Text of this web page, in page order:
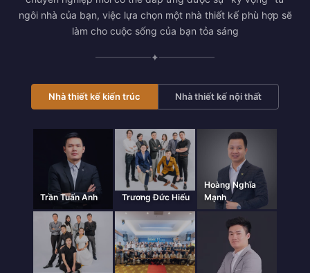
ngôi nhà của bạn, việc lựa chọn một nhà thiết kế phù hợp sẽ
làm cho cuộc sống của bạn tỏa sáng
✦
Nhà thiết kế kiến trúc Nhà thiết kế nội thất
Trần Tuấn Anh Trương Đức Hiếu
Hoàng Nghĩa
Mạnh